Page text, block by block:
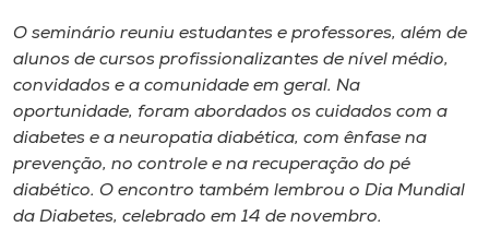
Rádio
Museu
Unoesc
Store
O seminário reuniu estudantes e professores, além de
alunos de cursos profissionalizantes de nível médio,
convidados e a comunidade em geral. Na
oportunidade, foram abordados os cuidados com a
diabetes e a neuropatia diabética, com ênfase na
prevenção, no controle e na recuperação do pé
diabético. O encontro também lembrou o Dia Mundial
da Diabetes, celebrado em 14 de novembro.